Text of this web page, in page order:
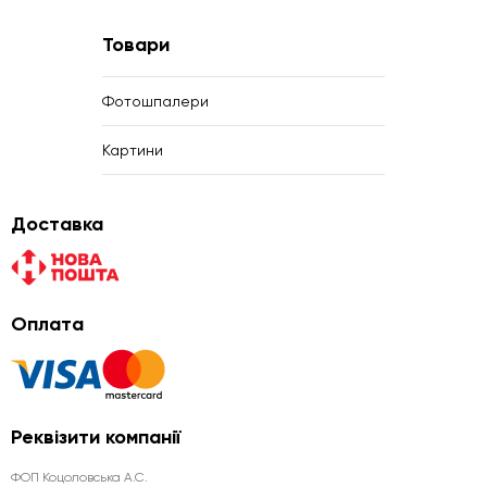
Товари
Фотошпалери
Картини
Доставка
Оплата
Реквізити компанії
ФОП Коцоловська А.С.